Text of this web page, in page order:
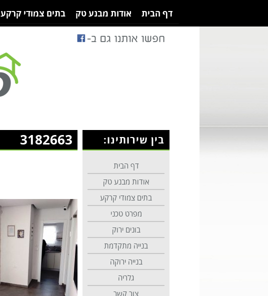
דף הבית אודות מבנע טק בתים צמודי קרקע
3182663 בין שירותינו:
דף הבית
אודות מבנע טק
בתים צמודי קרקע
מפרט טכני
בונים ירוק
בנייה מתקדמת
בנייה ירוקה
גלריה
צור קשר